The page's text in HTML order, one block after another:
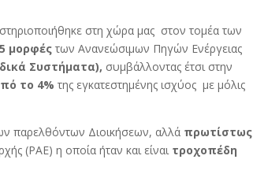
στη χώρα μας στον τομέα των
μορφές των Ανανεώσιμων Πηγών Ενέργειας
Συστήματα), συμβάλλοντας έτσι στην
το 4% της εγκατεστημένης ισχύος με μόλις
παρελθόντων Διοικήσεων, αλλά πρωτίστως
(ΡΑΕ) η οποία ήταν και είναι τροχοπέδη